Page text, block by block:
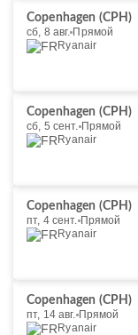
Copenhagen (CPH)
сб, 8 авг. Прямой
Ryanair
Copenhagen (CPH)
сб, 5 сент. Прямой
Ryanair
Copenhagen (CPH)
пт, 4 сент. Прямой
Ryanair
Copenhagen (CPH)
пт, 14 авг. Прямой
Ryanair